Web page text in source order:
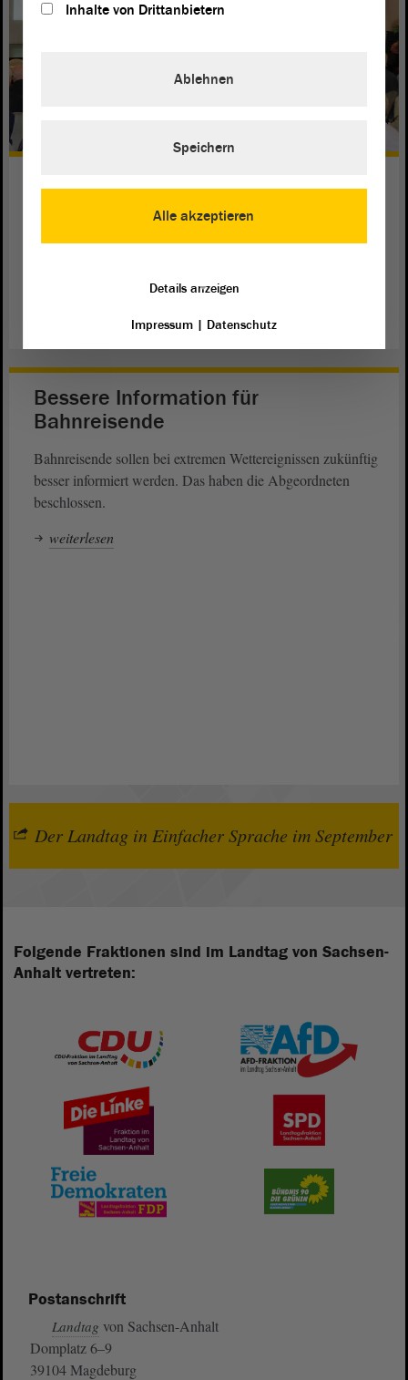
Halle-Forum fordert Aufarbeitung
„Wir dürfen nicht vergessen und nicht verharmlosen“,
Bessere Information für
Bahnreisende
Bahnreisende sollen bei extremen Wettereignissen zukünftig
besser informiert werden. Das haben die Abgeordneten
beschlossen.
weiterlesen
Der Landtag in Einfacher Sprache im September
Folgende Fraktionen sind im Landtag von Sachsen-
Anhalt vertreten:
Postanschrift
Landtag von Sachsen-Anhalt
Domplatz 6–9
39104 Magdeburg
Inhalte von Drittanbietern
Alle akzeptieren
Ablehnen
Speichern
Details anzeigen
Impressum| Datenschutz